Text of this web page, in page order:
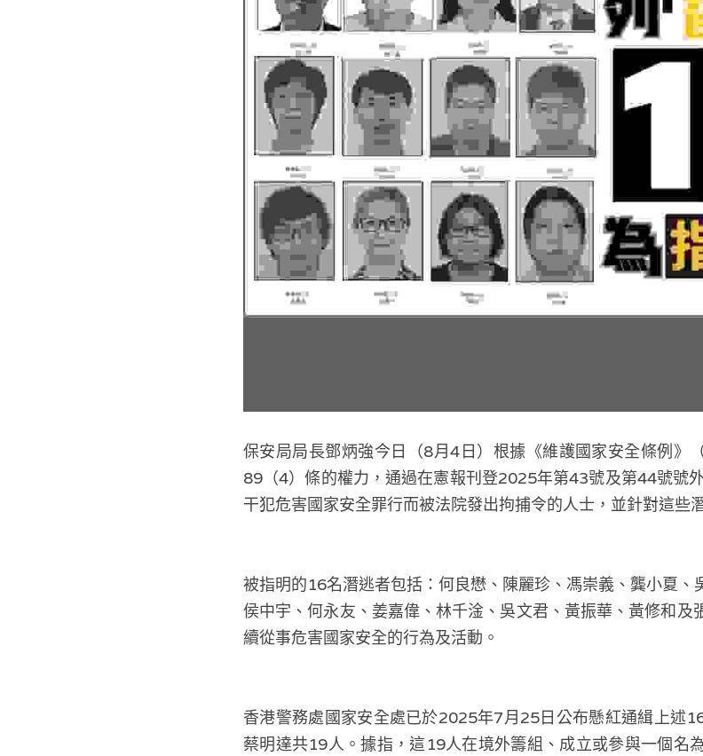
保安局局長鄧炳強今日（8月4日）根據《維護國家安全條例》
89（4）條的權力，通過在憲報刊登2025年第43號及第44號號
干犯危害國家安全罪行而被法院發出拘捕令的人士，並針對這些
被指明的16名潛逃者包括：何良懋、陳麗珍、馮崇義、龔小夏、
侯中宇、何永友、姜嘉偉、林千淦、吳文君、黃振華、黃修和及
續從事危害國家安全的行為及活動。
香港警務處國家安全處已於2025年7月25日公布懸紅通緝上述
蔡明達共19人。據指，這19人在境外籌組、成立或參與一個名